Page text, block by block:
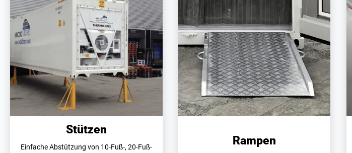
Stützen
Einfache Abstützung von 10-Fuß-, 20-Fuß-
Rampen